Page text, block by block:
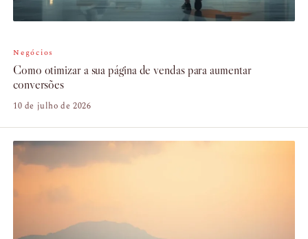
Negócios
Como otimizar a sua página de vendas para aumentar
conversões
10 de julho de 2026